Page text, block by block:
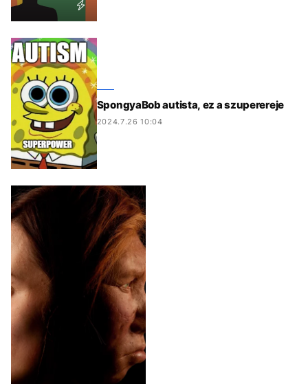
SpongyaBob autista, ez a szuperereje
2024.7.26 10:04